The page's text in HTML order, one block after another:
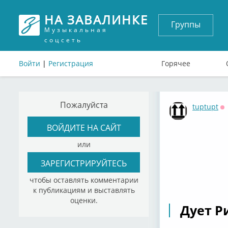
НА ЗАВАЛИНКЕ
Музыкальная
соцсеть
Войти | Регистрация
Группы
Горячее
Пожалуйста
ВОЙДИТЕ НА САЙТ
или
ЗАРЕГИСТРИРУЙТЕСЬ
чтобы оставлять комментарии
к публикациям и выставлять
оценки.
tuptupt
Дует